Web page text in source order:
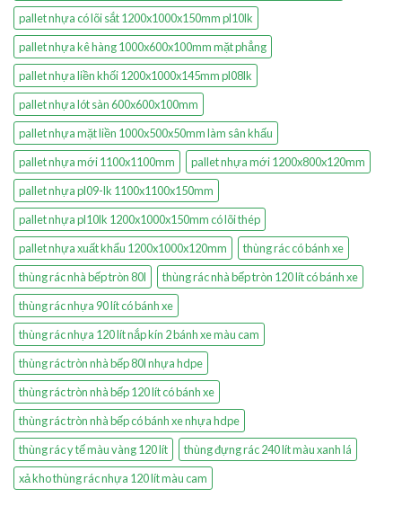
pallet nhựa có lõi sắt 1200x1000x150mm pl10lk
pallet nhựa kê hàng 1000x600x100mm mặt phẳng
pallet nhựa liền khối 1200x1000x145mm pl08lk
pallet nhựa lót sàn 600x600x100mm
pallet nhựa mặt liền 1000x500x50mm làm sân khấu
pallet nhựa mới 1100x1100mm
pallet nhựa mới 1200x800x120mm
pallet nhựa pl09-lk 1100x1100x150mm
pallet nhựa pl10lk 1200x1000x150mm có lõi thép
pallet nhựa xuất khẩu 1200x1000x120mm
thùng rác có bánh xe
thùng rác nhà bếp tròn 80l
thùng rác nhà bếp tròn 120 lít có bánh xe
thùng rác nhựa 90 lít có bánh xe
thùng rác nhựa 120 lít nắp kín 2 bánh xe màu cam
thùng rác tròn nhà bếp 80l nhựa hdpe
thùng rác tròn nhà bếp 120 lít có bánh xe
thùng rác tròn nhà bếp có bánh xe nhựa hdpe
thùng rác y tế màu vàng 120 lít
thùng đựng rác 240 lít màu xanh lá
xả kho thùng rác nhựa 120 lít màu cam